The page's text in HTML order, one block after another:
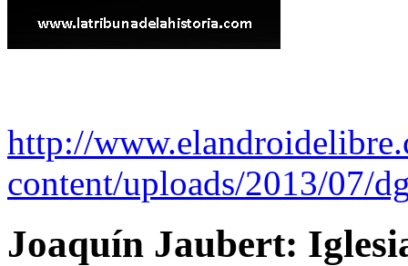
http://
content/uploads/2013/07/
Joaquín Jaubert: